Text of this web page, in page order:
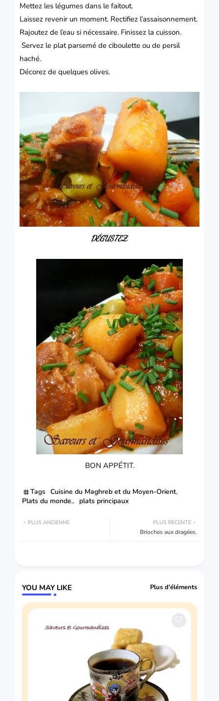
Mettez les légumes dans le faitout.
Laissez revenir un moment. Rectifiez l’assaisonnement.
Rajoutez de l’eau si nécessaire. Finissez la cuisson.
Servez le plat parsemé de ciboulette ou de persil
haché.
Décorez de quelques olives.
DÉGUSTEZ.
BON APPÉTIT.
Tags Cuisine du Maghreb et du Moyen-Orient
Plats du monde.
plats principaux
PLUS RÉCENTE
Brioches aux dragées.
PLUS ANCIENNE
YOU MAY LIKE Plus d'éléments